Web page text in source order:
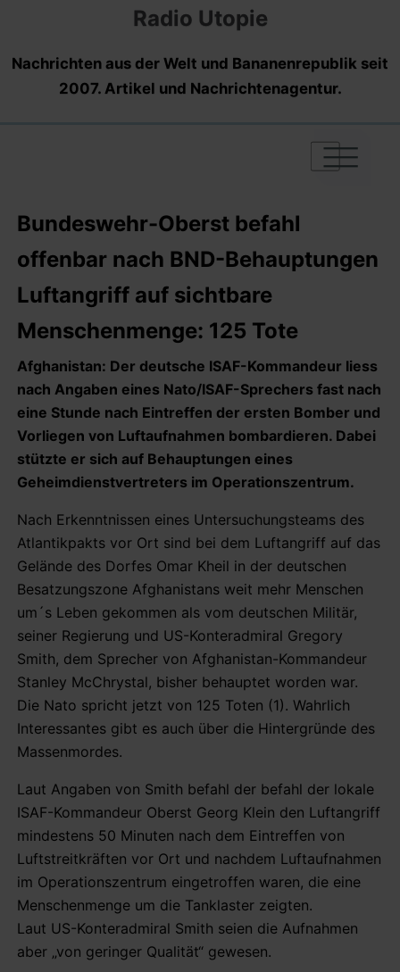
Radio Utopie
Nachrichten aus der Welt und Bananenrepublik seit
2007. Artikel und Nachrichtenagentur.
|
|
|
Bundeswehr-Oberst befahl
offenbar nach BND-Behauptungen
Luftangriff auf sichtbare
Menschenmenge: 125 Tote
Afghanistan: Der deutsche ISAF-Kommandeur liess
nach Angaben eines Nato/ISAF-Sprechers fast nach
eine Stunde nach Eintreffen der ersten Bomber und
Vorliegen von Luftaufnahmen bombardieren. Dabei
stützte er sich auf Behauptungen eines
Geheimdienstvertreters im Operationszentrum.
Nach Erkenntnissen eines Untersuchungsteams des
Atlantikpakts vor Ort sind bei dem Luftangriff auf das
Gelände des Dorfes Omar Kheil in der deutschen
Besatzungszone Afghanistans weit mehr Menschen
um´s Leben gekommen als vom deutschen Militär,
seiner Regierung und US-Konteradmiral Gregory
Smith, dem Sprecher von Afghanistan-Kommandeur
Stanley McChrystal, bisher behauptet worden war.
Die Nato spricht jetzt von 125 Toten (1). Wahrlich
Interessantes gibt es auch über die Hintergründe des
Massenmordes.
Laut Angaben von Smith befahl der befahl der lokale
ISAF-Kommandeur Oberst Georg Klein den Luftangriff
mindestens 50 Minuten nach dem Eintreffen von
Luftstreitkräften vor Ort und nachdem Luftaufnahmen
im Operationszentrum eingetroffen waren, die eine
Menschenmenge um die Tanklaster zeigten.
Laut US-Konteradmiral Smith seien die Aufnahmen
aber „von geringer Qualität“ gewesen.